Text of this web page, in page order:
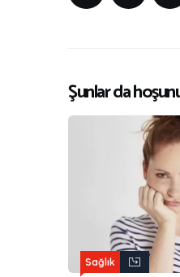
Şunlar da
Sağlık